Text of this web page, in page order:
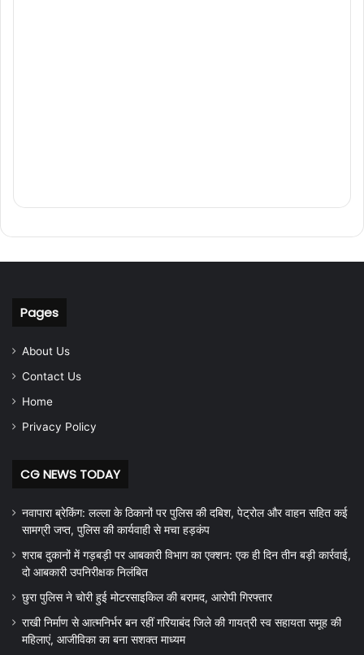
Pages
About Us
Contact Us
Home
Privacy Policy
CG NEWS TODAY
नवापारा ब्रेकिंग: लल्ला के ठिकानों पर पुलिस की दबिश, पेट्रोल और वाहन सहित कई
सामग्री जप्त, पुलिस की कार्यवाही से मचा हड़कंप
शराब दुकानों में गड़बड़ी पर आबकारी विभाग का एक्शन: एक ही दिन तीन बड़ी कार्रवाई,
दो आबकारी उपनिरीक्षक निलंबित
छुरा पुलिस ने चोरी हुई मोटरसाइकिल की बरामद, आरोपी गिरफ्तार
राखी निर्माण से आत्मनिर्भर बन रहीं गरियाबंद जिले की गायत्री स्व सहायता समूह की
महिलाएं, आजीविका का बना सशक्त माध्यम